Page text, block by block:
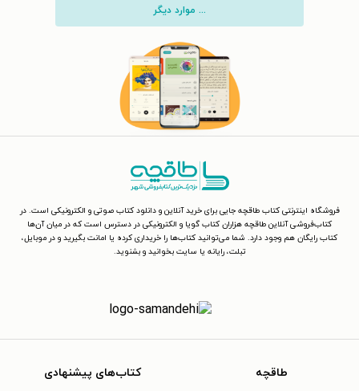
... موارد دیگر
فروشگاه اینترنتی کتاب طاقچه جایی برای خرید آنلاین و دانلود کتاب صوتی و الکترونیکی است. در
کتاب‌فروشی آنلاین طاقچه هزاران کتاب گویا و الکترونیکی در دسترس است که در میان آن‌ها
کتاب رایگان هم وجود دارد. شما می‌توانید کتاب‌ها را خریداری کرده یا امانت بگیرید و در موبایل،
تبلت، رایانه یا سایت بخوانید و بشنوید.
طاقچه کتاب‌های پیشنهادی